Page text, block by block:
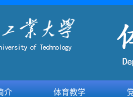
介 体育教学